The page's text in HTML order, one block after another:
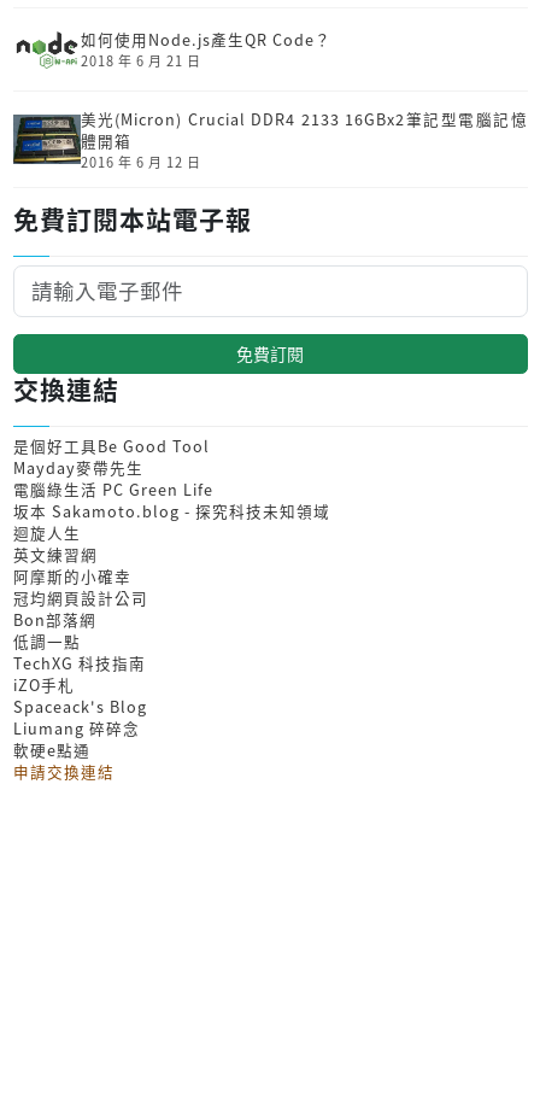
如何使用Node.js產生QR Code？
2018 年 6 月 21 日
美光(Micron) Crucial DDR4 2133 16GBx2筆記型電腦記憶
體開箱
2016 年 6 月 12 日
免費訂閱本站電子報
免費訂閱
交換連結
是個好工具Be Good Tool
Mayday麥帶先生
電腦綠生活 PC Green Life
坂本 Sakamoto.blog - 探究科技未知領域
迴旋人生
英文練習網
阿摩斯的小確幸
冠均網頁設計公司
Bon部落網
低調一點
TechXG 科技指南
iZO手札
Spaceack's Blog
Liumang 碎碎念
軟硬e點通
申請交換連結